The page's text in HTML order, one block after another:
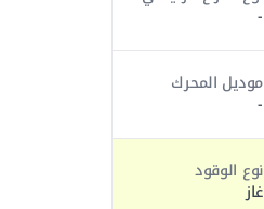
-
موديل المحرك
-
نوع الوقود
غاز